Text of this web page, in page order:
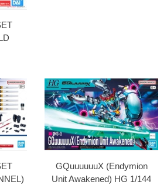
GQuuuuuuX (Endymion
Unit Awakened) HG 1/144